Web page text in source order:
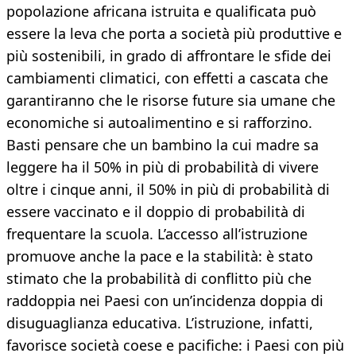
popolazione africana istruita e qualificata può
essere la leva che porta a società più produttive e
più sostenibili, in grado di affrontare le sfide dei
cambiamenti climatici, con effetti a cascata che
garantiranno che le risorse future sia umane che
economiche si autoalimentino e si rafforzino.
Basti pensare che un bambino la cui madre sa
leggere ha il 50% in più di probabilità di vivere
oltre i cinque anni, il 50% in più di probabilità di
essere vaccinato e il doppio di probabilità di
frequentare la scuola. L’accesso all’istruzione
promuove anche la pace e la stabilità: è stato
stimato che la probabilità di conflitto più che
raddoppia nei Paesi con un’incidenza doppia di
disuguaglianza educativa. L’istruzione, infatti,
favorisce società coese e pacifiche: i Paesi con più